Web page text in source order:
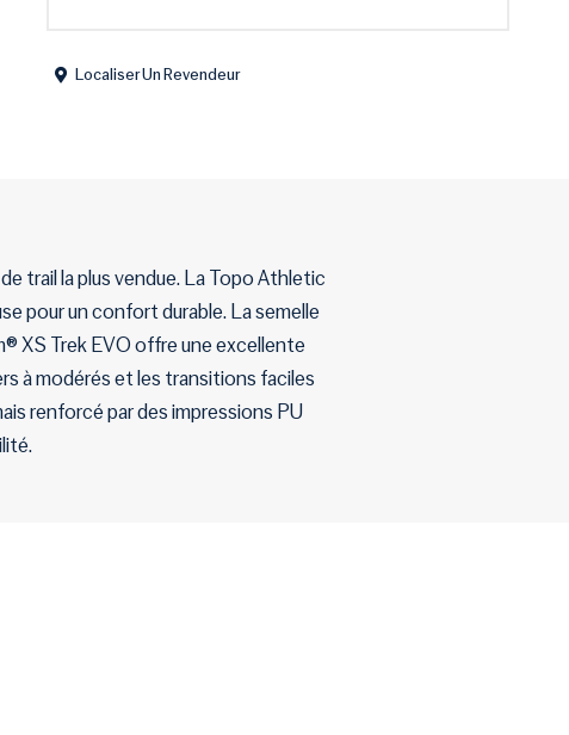
Localiser Un Revendeur
trail la plus vendue. La Topo Athletic
pour un confort durable. La semelle
XS Trek EVO offre une excellente
à modérés et les transitions faciles
renforcé par des impressions PU